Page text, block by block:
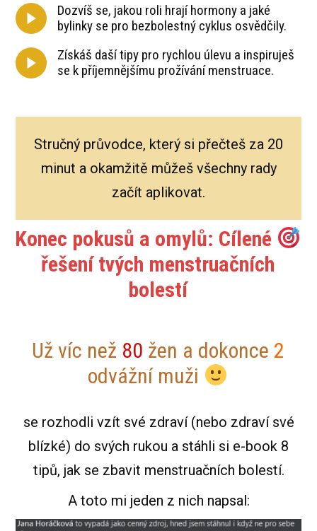
Dozvíš se, jakou roli hrají hormony a jaké
bylinky se pro bezbolestný cyklus osvědčily.
Získáš daší tipy pro rychlou úlevu a inspiruješ
se k příjemnějšímu prožívání menstruace.
Stručný průvodce, který si přečteš za 20
minut a okamžitě můžeš všechny rady
začít aplikovat.
Konec pokusů a omylů: Cílené
řešení tvých menstruačních
bolestí
Už víc než 80 žen a dokonce 2
odvážní muži
se rozhodli vzít své zdraví (nebo zdraví své
blízké) do svých rukou a stáhli si e-book 8
tipů, jak se zbavit menstruačních bolestí.
A toto mi jeden z nich napsal: